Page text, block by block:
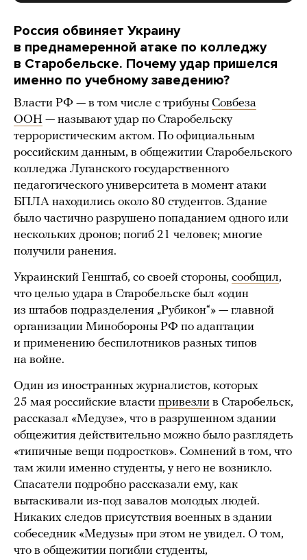
Россия обвиняет Украину
в преднамеренной атаке по колледжу
в Старобельске. Почему удар пришелся
именно по учебному заведению?
Власти РФ — в том числе с трибуны Совбеза
ООН — называют удар по Старобельску
террористическим актом. По официальным
российским данным, в общежитии Старобельского
колледжа Луганского государственного
педагогического университета в момент атаки
БПЛА находились около 80 студентов. Здание
было частично разрушено попаданием одного или
нескольких дронов; погиб 21 человек; многие
получили ранения.
Украинский Генштаб, со своей стороны, сообщил,
что целью удара в Старобельске был «один
из штабов подразделения „Рубикон“» — главной
организации Минобороны РФ по адаптации
и применению беспилотников разных типов
на войне.
Один из иностранных журналистов, которых
25 мая российские власти привезли в Старобельск,
рассказал «Медузе», что в разрушенном здании
общежития действительно можно было разглядеть
«типичные вещи подростков». Сомнений в том, что
там жили именно студенты, у него не возникло.
Спасатели подробно рассказали ему, как
вытаскивали из-под завалов молодых людей.
Никаких следов присутствия военных в здании
собеседник «Медузы» при этом не увидел. О том,
что в общежитии погибли студенты,